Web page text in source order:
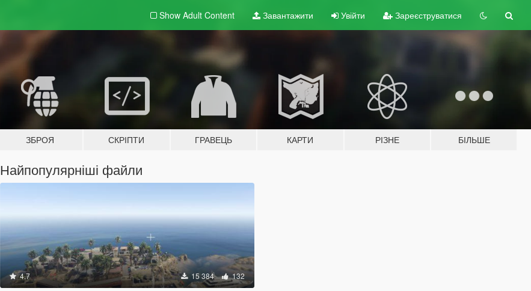
Show Adult Content Завантажити Увійти Зареєструватися
ЗБРОЯ СКРІПТИ ГРАВЕЦЬ КАРТИ РІЗНЕ БІЛЬШЕ
Найпопулярніші файли
4.7 15 384 132